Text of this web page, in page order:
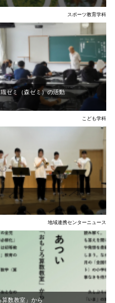
スポーツ教育学科
ゼミ（森ゼミ）の活動
こども学科
地域連携センターニュース
算数教室」から